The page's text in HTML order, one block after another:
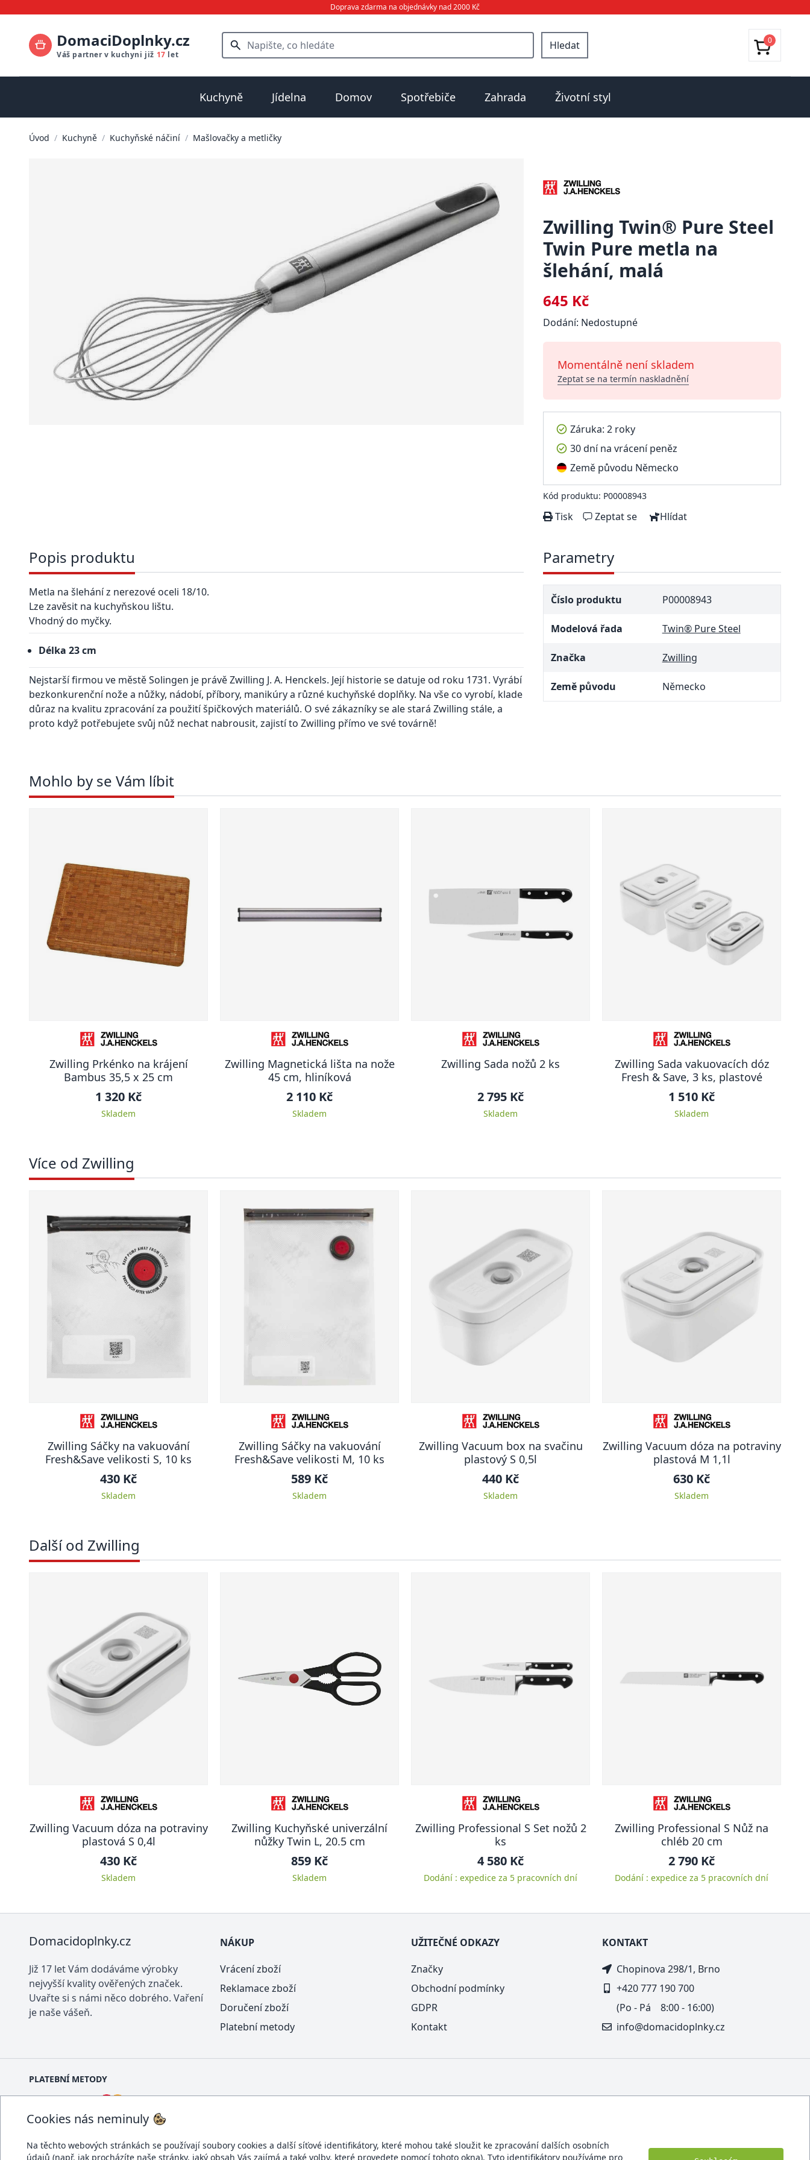
Doprava zdarma na objednávky nad 2000 Kč
DomaciDoplnky.cz
Váš partner v kuchyni již 17 let
Hledat 0
Kuchyně Jídelna Domov Spotřebiče Zahrada Životní styl
Úvod / Kuchyně / Kuchyňské náčiní / Mašlovačky a metličky
Zwilling Twin® Pure Steel
Twin Pure metla na
šlehání, malá
645 Kč
Dodání: Nedostupné
Momentálně není skladem
Zeptat se na termín naskladnění
Záruka: 2 roky
30 dní na vrácení peněz
Země původu Německo
Kód produktu: P00008943
Tisk Zeptat se Hlídat
Popis produktu
Metla na šlehání z nerezové oceli 18/10.
Lze zavěsit na kuchyňskou lištu.
Vhodný do myčky.
Délka 23 cm
Nejstarší firmou ve městě Solingen je právě Zwilling J. A. Henckels. Její historie se datuje od roku 1731. Vyrábí
bezkonkurenční nože a nůžky, nádobí, příbory, manikúry a různé kuchyňské doplňky. Na vše co vyrobí, klade
důraz na kvalitu zpracování za použití špičkových materiálů. O své zákazníky se ale stará Zwilling stále, a
proto když potřebujete svůj nůž nechat nabrousit, zajistí to Zwilling přímo ve své továrně!
Parametry
Číslo produktu P00008943
Modelová řada Twin® Pure Steel
Značka Zwilling
Země původu Německo
Mohlo by se Vám líbit
Zwilling Prkénko na krájení
Bambus 35,5 x 25 cm
1 320 Kč
Skladem
Zwilling Magnetická lišta na nože
45 cm, hliníková
2 110 Kč
Skladem
Zwilling Sada nožů 2 ks
2 795 Kč
Skladem
Zwilling Sada vakuovacích dóz
Fresh & Save, 3 ks, plastové
1 510 Kč
Skladem
Více od Zwilling
Zwilling Sáčky na vakuování
Fresh&Save velikosti S, 10 ks
430 Kč
Skladem
Zwilling Sáčky na vakuování
Fresh&Save velikosti M, 10 ks
589 Kč
Skladem
Zwilling Vacuum box na svačinu
plastový S 0,5l
440 Kč
Skladem
Zwilling Vacuum dóza na potraviny
plastová M 1,1l
630 Kč
Skladem
Další od Zwilling
Zwilling Vacuum dóza na potraviny
plastová S 0,4l
430 Kč
Skladem
Zwilling Kuchyňské univerzální
nůžky Twin L, 20.5 cm
859 Kč
Skladem
Zwilling Professional S Set nožů 2
ks
4 580 Kč
Dodání : expedice za 5 pracovních dní
Zwilling Professional S Nůž na
chléb 20 cm
2 790 Kč
Dodání : expedice za 5 pracovních dní
Cookies nás neminuly
Na těchto webových stránkách se používají soubory cookies a další síťové identifikátory, které mohou také sloužit ke zpracování dalších osobních
údajů (např. jak procházíte naše stránky, jaký obsah Vás zajímá a také volby, které provedete pomocí tohoto okna). Tyto identifikátory používáme pro
Domacidoplnky.cz
Již 17 let Vám dodáváme výrobky
nejvyšší kvality ověřených značek.
Uvařte si s námi něco dobrého. Vaření
je naše vášeň.
NÁKUP
Vrácení zboží
Reklamace zboží
Doručení zboží
Platební metody
UŽITEČNÉ ODKAZY
Značky
Obchodní podmínky
GDPR
Kontakt
KONTAKT
Chopinova 298/1, Brno
+420 777 190 700
(Po - Pá 8:00 - 16:00)
info@domacidoplnky.cz
PLATEBNÍ METODY